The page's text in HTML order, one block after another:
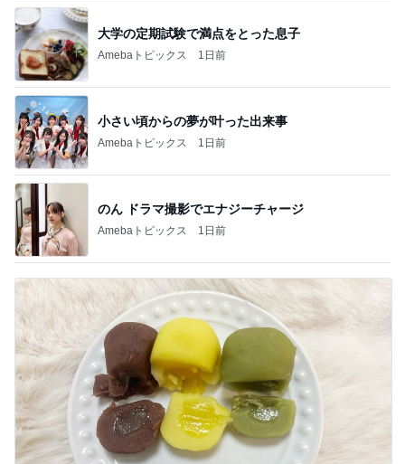
大学の定期試験で満点をとった息子
Amebaトピックス 1日前
小さい頃からの夢が叶った出来事
Amebaトピックス 1日前
のん ドラマ撮影でエナジーチャージ
Amebaトピックス 1日前